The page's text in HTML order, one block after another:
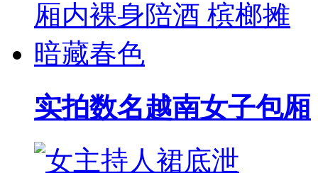
实拍数名越南女子包厢